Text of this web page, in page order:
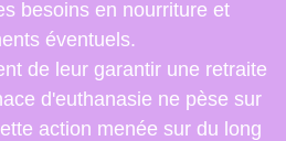
besoins en nourriture et
éventuels.
de leur garantir une retraite
d'euthanasie ne pèse sur
action menée sur du long